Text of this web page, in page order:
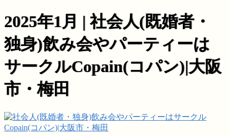
2025年1月 | 社会人(既婚者・
独身)飲み会やパーティーは
サークルCopain(コパン)|大阪
市・梅田